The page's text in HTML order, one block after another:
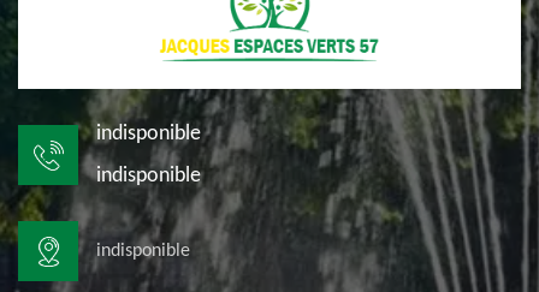
indisponible
indisponible
indisponible